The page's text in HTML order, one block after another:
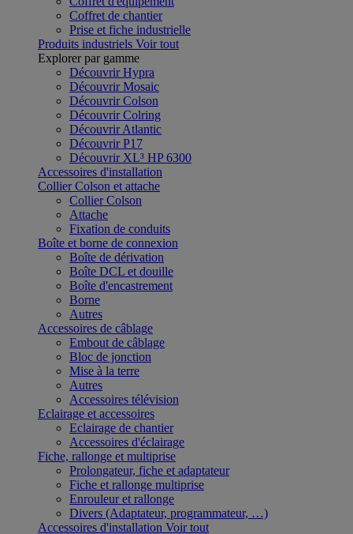
Coffret de chantier
Prise et fiche industrielle
Produits industriels Voir tout
Explorer par gamme
Découvrir Hypra
Découvrir Mosaic
Découvrir Colson
Découvrir Colring
Découvrir Atlantic
Découvrir P17
Découvrir XL³ HP 6300
Accessoires d'installation
Collier Colson et attache
Collier Colson
Attache
Fixation de conduits
Boîte et borne de connexion
Boîte de dérivation
Boîte DCL et douille
Boîte d'encastrement
Borne
Autres
Accessoires de câblage
Embout de câblage
Bloc de jonction
Mise à la terre
Autres
Accessoires télévision
Eclairage et accessoires
Eclairage de chantier
Accessoires d'éclairage
Fiche, rallonge et multiprise
Prolongateur, fiche et adaptateur
Fiche et rallonge multiprise
Enrouleur et rallonge
Divers (Adaptateur, programmateur, …)
Accessoires d'installation Voir tout